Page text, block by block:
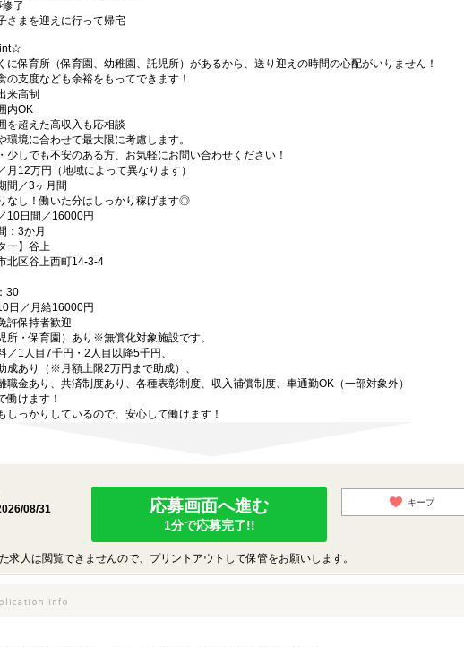
了
さまを迎えに行って帰宅
に保育所（保育園、幼稚園、託児所）があるから、送り迎えの時間の心配がいりません！
の支度なども余裕をもってできます！
来高制
内OK
を超えた高収入も応相談
環境に合わせて最大限に考慮します。
少しでも不安のある方、お気軽にお問い合わせください！
12万円（地域によって異なります）
間／3ヶ月間
なし！働いた分はしっかり稼げます◎
10日間／16000円
：3か月
ー】谷上
北区谷上西町14-3-4
30
日／月給16000円
許保持者歓迎
所・保育園）あり※無償化対象施設です。
1人目7千円・2人目以降5千円、
成あり（※月額上限2万円まで助成）、
職金あり、共済制度あり、各種表彰制度、収入補償制度、車通勤OK（一部対象外）
働けます！
しっかりしているので、安心して働けます！
08/31
応募画面へ進む
1分で応募完了!!
キープ
求人は閲覧できませんので、プリントアウトして保管をお願いします。